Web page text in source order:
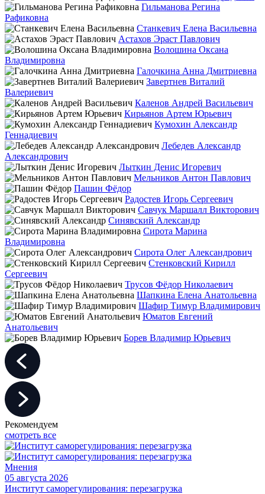
Гильманова Регина
Рафиковна
Станкевич Елена Васильевна
Астахов Эраст Павлович
Волошина Оксана
Владимировна
Галочкина Анна Дмитриевна
Завертнев Виталий
Валериевич
Каленов Андрей Васильевич
Кирьянов Артем Юрьевич
Кумохин Александр
Геннадиевич
Лебедев Александр
Александрович
Лыткин Денис Игоревич
Мельников Антон Павлович
Пашин Фёдор
Радостев Игорь Сергеевич
Савчук Маршалл Викторович
Синявский Александр
Сирота Марина
Владимировна
Сирота Олег Александрович
Стенковский Кирилл
Сергеевич
Трусов Фёдор Николаевич
Шапкина Елена Анатольевна
Шафир Тимур Владимирович
Юматов Евгений
Анатольевич
Борев Владимир Юрьевич
Рекомендуем
смотреть все
Мнения
05 августа 2026
Институт саморегулирования: перезагрузка